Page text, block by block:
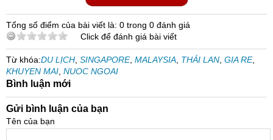
Tổng số điểm của bài viết là: 0 trong 0 đánh giá
Click để đánh giá bài viết
Từ khóa:DU LỊCH SINGAPORE, MALAYSIA THÁI LAN GIA RE,
KHUYEN MAI NUOC NGOAI
Bình luận mới
Gửi bình luận của bạn
Tên của bạn